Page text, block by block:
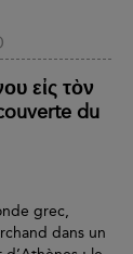
εἰς τὸν
du
grec,
dans un